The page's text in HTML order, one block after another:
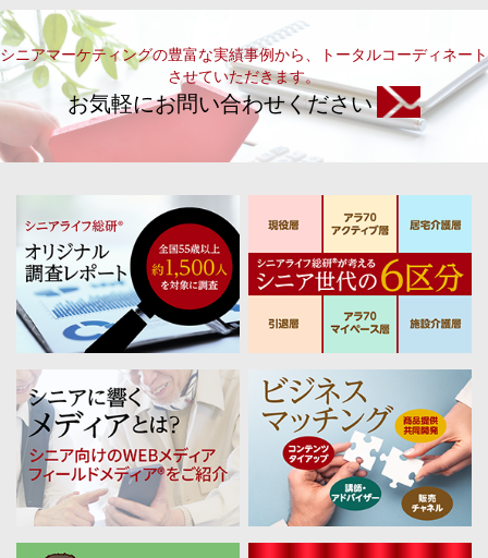
シニアマーケティングの豊富な実績事例から、トータルコーディネート
させていただきます。
お気軽にお問い合わせください